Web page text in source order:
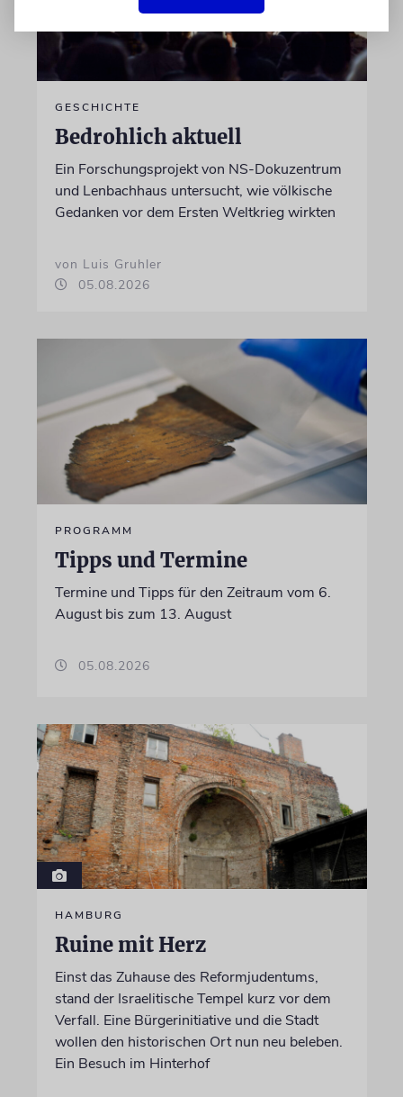
GESCHICHTE
Bedrohlich aktuell
Ein Forschungsprojekt von NS-Dokuzentrum
und Lenbachhaus untersucht, wie völkische
Gedanken vor dem Ersten Weltkrieg wirkten
von Luis Gruhler
05.08.2026
PROGRAMM
Tipps und Termine
Termine und Tipps für den Zeitraum vom 6.
August bis zum 13. August
05.08.2026
HAMBURG
Ruine mit Herz
Einst das Zuhause des Reformjudentums,
stand der Israelitische Tempel kurz vor dem
Verfall. Eine Bürgerinitiative und die Stadt
wollen den historischen Ort nun neu beleben.
Ein Besuch im Hinterhof